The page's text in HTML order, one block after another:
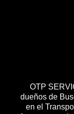
OTP
dueños de
en el